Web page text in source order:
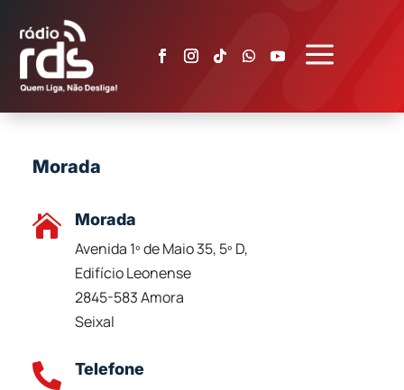
a
Morada
 Morada
Avenida 1º de Maio 35, 5º D,
Edifício Leonense
2845-583 Amora
Seixal
 Telefone